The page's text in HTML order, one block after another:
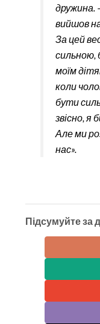
дружина.
вийшов
За цей
сильною,
моїм
коли
бути
звісно, я
Але ми
нас».
Підсумуйте за